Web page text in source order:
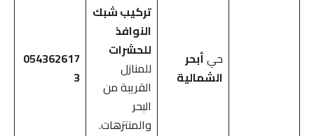
حيأبحر
الشمالية
تركيب شبك
النوافذ
للحشرات
للمنازل
القريبة من
البحر
والمنتزهات.
054362617
3